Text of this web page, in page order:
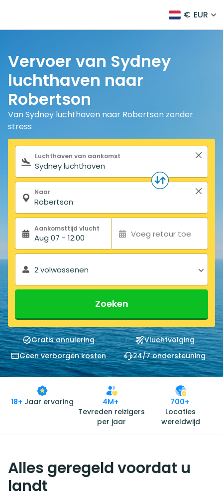
€ EUR
Vervoer van Sydney
luchthaven naar
Robertson
Van Sydney luchthaven naar Robertson zonder
stress
Zoekformulier
Luchthaven van aankomst
Naar
Aankomsttijd vlucht
Aug 07 - 12:00 Voeg retour toe
2 volwassenen
Zoeken
Gratis annulering
Vluchtvolging
Geen verborgen kosten
24/7 ondersteuning
18+ Jaar ervaring
4M+
Tevreden reizigers
per jaar
700+
Locaties
wereldwijd
Alles geregeld voordat u
landt